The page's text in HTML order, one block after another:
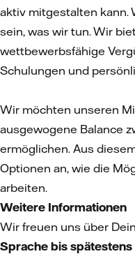
aktiv mitgestalten kann.
sein, was wir tun. Wir
wettbewerbsfähige
Schulungen und
Wir möchten unseren
ausgewogene Balance
ermöglichen. Aus
Optionen an, wie die
arbeiten.
Weitere Informationen
Wir freuen uns über
Sprache bis